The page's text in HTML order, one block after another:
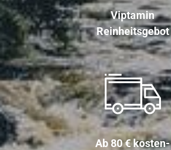
Viptamin
Reinheitsgebot
Ab 80 € kosten-